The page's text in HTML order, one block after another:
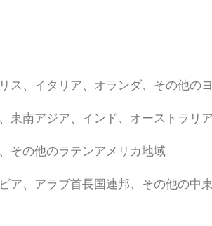
ス、イタリア、オランダ、その他の
東南アジア、インド、オーストラリ
その他のラテンアメリカ地域
ア、アラブ首長国連邦、その他の中